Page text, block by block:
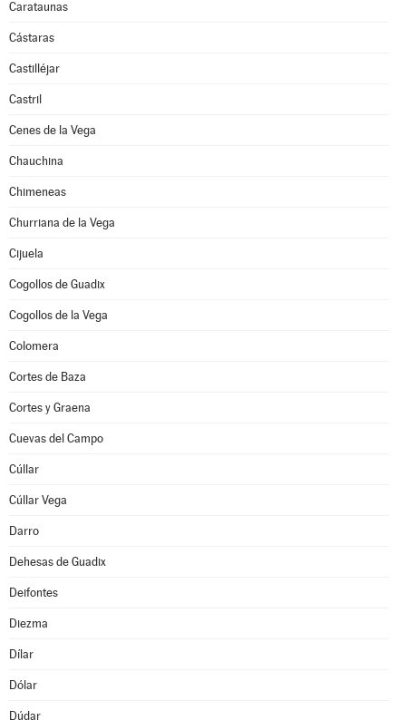
Carataunas
Cástaras
Castilléjar
Castril
Cenes de la Vega
Chauchina
Chimeneas
Churriana de la Vega
Cijuela
Cogollos de Guadix
Cogollos de la Vega
Colomera
Cortes de Baza
Cortes y Graena
Cuevas del Campo
Cúllar
Cúllar Vega
Darro
Dehesas de Guadix
Deifontes
Diezma
Dílar
Dólar
Dúdar